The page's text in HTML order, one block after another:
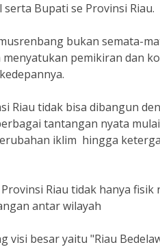
Bupati se Provinsi Riau.
bukan semata-
pemikiran dan
Riau tidak bisa dibangun
tantangan nyata
iklim hingga
Riau tidak hanya fisik
antar wilayah
visi besar yaitu "Riau